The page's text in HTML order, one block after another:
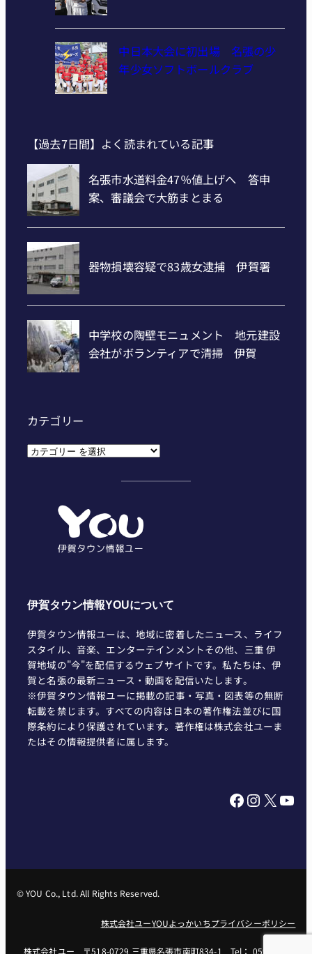
中日本大会に初出場 名張の少
年少女ソフトボールクラブ
【過去7日間】よく読まれている記事
カテゴリー
カ
伊賀タウン情報YOUについて
伊賀タウン情報ユーは、地域に密着したニュース、ライフ
スタイル、音楽、エンターテインメントその他、三重 伊
賀地域の"今"を配信するウェブサイトです。私たちは、伊
賀と名張の最新ニュース・動画を配信いたします。
※伊賀タウン情報ユーに掲載の記事・写真・図表等の無断
転載を禁じます。すべての内容は日本の著作権法並びに国
際条約により保護されています。著作権は株式会社ユーま
たはその情報提供者に属します。
Facebook InstagramX YouTube
© YOU Co., Ltd. All Rights Reserved.
株式会社ユーYOUよっかいちプライバシーポリシー
株式会社ユー 〒518-0729 三重県名張市南町834-1 Tel： 0595-62-